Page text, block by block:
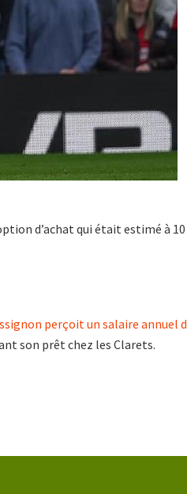
d’achat qui était estimé à
perçoit un salaire annuel
son prêt chez les Clarets.